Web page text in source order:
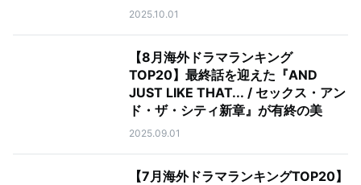
2025.10.01
【8月海外ドラマランキング
TOP20】最終話を迎えた『AND
JUST LIKE THAT... / セックス・アン
ド・ザ・シティ新章』が有終の美
2025.09.01
【7月海外ドラマランキングTOP20】